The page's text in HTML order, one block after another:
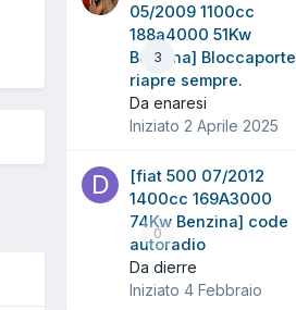
3
05/2009 1100cc
188a4000 51Kw
Benzina] Bloccaporte
riapre sempre.
Da enaresi
Iniziato 2 Aprile 2025
0
[fiat 500 07/2012
1400cc 169A3000
74Kw Benzina] code
autoradio
Da dierre
Iniziato 4 Febbraio